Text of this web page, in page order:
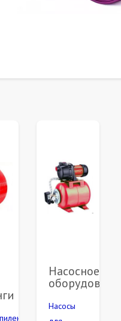
Насосное
Насосы